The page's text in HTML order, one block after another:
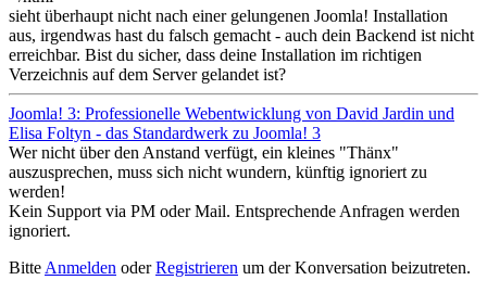
sieht überhaupt nicht nach einer gelungenen Joomla! Installation
aus, irgendwas hast du falsch gemacht - auch dein Backend ist nicht
erreichbar. Bist du sicher, dass deine Installation im richtigen
Verzeichnis auf dem Server gelandet ist?
Joomla! 3: Professionelle Webentwicklung von David Jardin und
Elisa Foltyn - das Standardwerk zu Joomla! 3
Wer nicht über den Anstand verfügt, ein kleines "Thänx"
auszusprechen, muss sich nicht wundern, künftig ignoriert zu
werden!
Kein Support via PM oder Mail. Entsprechende Anfragen werden
ignoriert.
Bitte Anmelden oderRegistrieren um der Konversation beizutreten.